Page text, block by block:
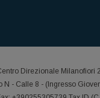
Direzionale Milanofiori
N - Calle 8 - (Ingresso